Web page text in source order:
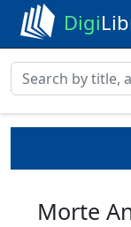
Digi
Morte